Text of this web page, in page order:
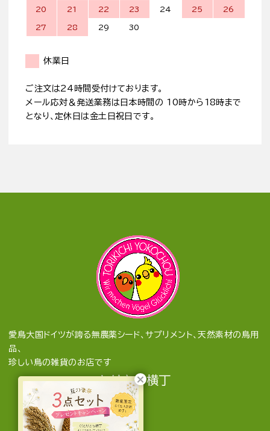
20 21 22 23 24 25 26
27 28 29 30
休業日
ご注文は24時間受付けております。
メール応対＆発送業務は日本時間の 10時から18時まで
となり、定休日は金土日祝日です。
愛鳥大国ドイツが誇る無農薬シード、サプリメント、天然素材の鳥用
品、
珍しい鳥の雑貨のお店です
とりきち横丁